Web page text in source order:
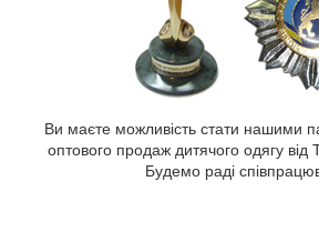
Ви маєте можливість стати нашими
оптового продаж дитячого одягу
Будемо раді